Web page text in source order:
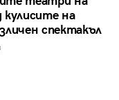
на
спектакъл